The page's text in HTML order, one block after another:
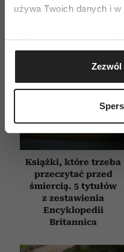
używa Twoich danych i
Jeśli wyrazisz na to
Gromadzić dane
geograficznej z
Identyfikować
(fingerprinting, czyli
dane są przetwarzane
sekcji szczegółów
. W
zmienić lub wycofać
Wykorzystujemy pliki
i reklam, aby oferować
korzystasz z naszej
Zezwól
Książki, które trzeba
przeczytać przed
śmiercią. 5 tytułów
z zestawienia
Encyklopedii
Britannica